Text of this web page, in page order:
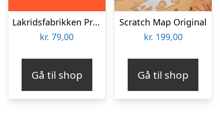
Lakridsfabrikken Premiumlakrids – Stockholm
kr. 79,00
Gå til shop
Scratch Map Original
kr. 199,00
Gå til shop